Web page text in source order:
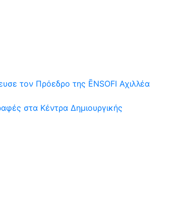
τον Πρόεδρο της ĒNSOFI Αχιλλέα
στα Κέντρα Δημιουργικής